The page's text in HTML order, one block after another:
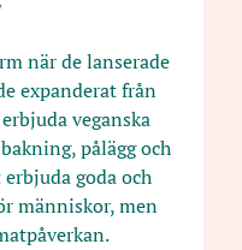
när de lanserade
expanderat från
veganska
pålägg och
goda och
människor, men